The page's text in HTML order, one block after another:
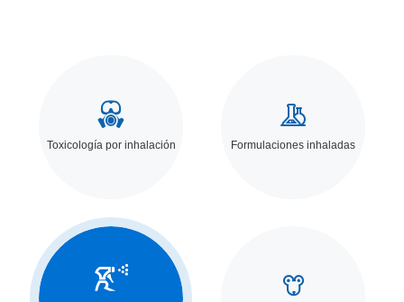

Toxicología por inhalación

Formulaciones inhaladas
 